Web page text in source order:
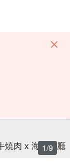
燒肉 x 海景餐廳
1/9